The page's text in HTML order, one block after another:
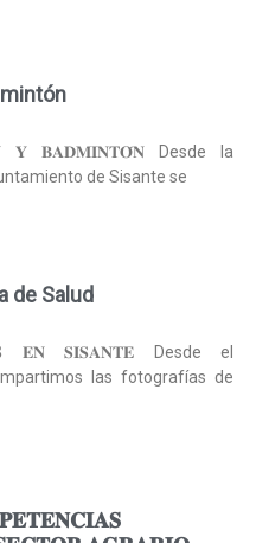
𝐘 𝐁𝐀𝐃𝐌𝐈𝐍𝐓𝐎́𝐍 Desde la
de Sisante se
de Salud
𝐄𝐍 𝐒𝐈𝐒𝐀𝐍𝐓𝐄 Desde el
las fotografías de